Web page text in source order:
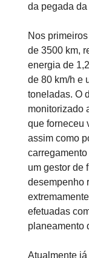
da pegada
Nos
de 3500 km,
energia de
de 80 km/h e
toneladas. O
monitorizado
que forneceu
assim como
um gestor de
desempenho
efetuadas
planeamento
Atualmente